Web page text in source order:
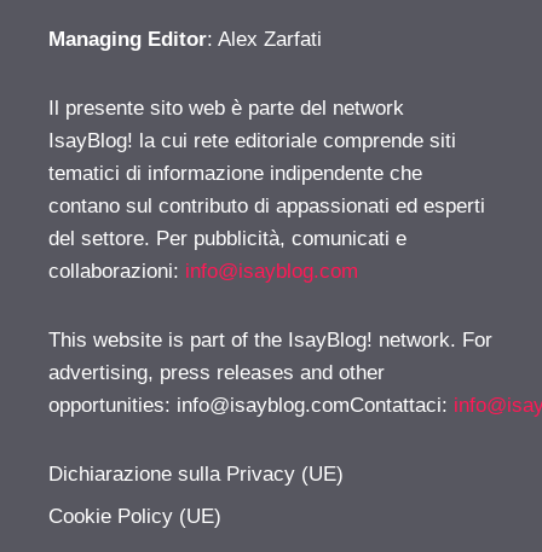
Managing Editor: Alex Zarfati
Il presente sito web è parte del network
IsayBlog! la cui rete editoriale comprende siti
tematici di informazione indipendente che
contano sul contributo di appassionati ed esperti
del settore. Per pubblicità, comunicati e
collaborazioni: info@isayblog.com
This website is part of the IsayBlog! network. For
advertising, press releases and other
opportunities: info@isayblog.comContattaci:
Dichiarazione sulla Privacy (UE)
Cookie Policy (UE)